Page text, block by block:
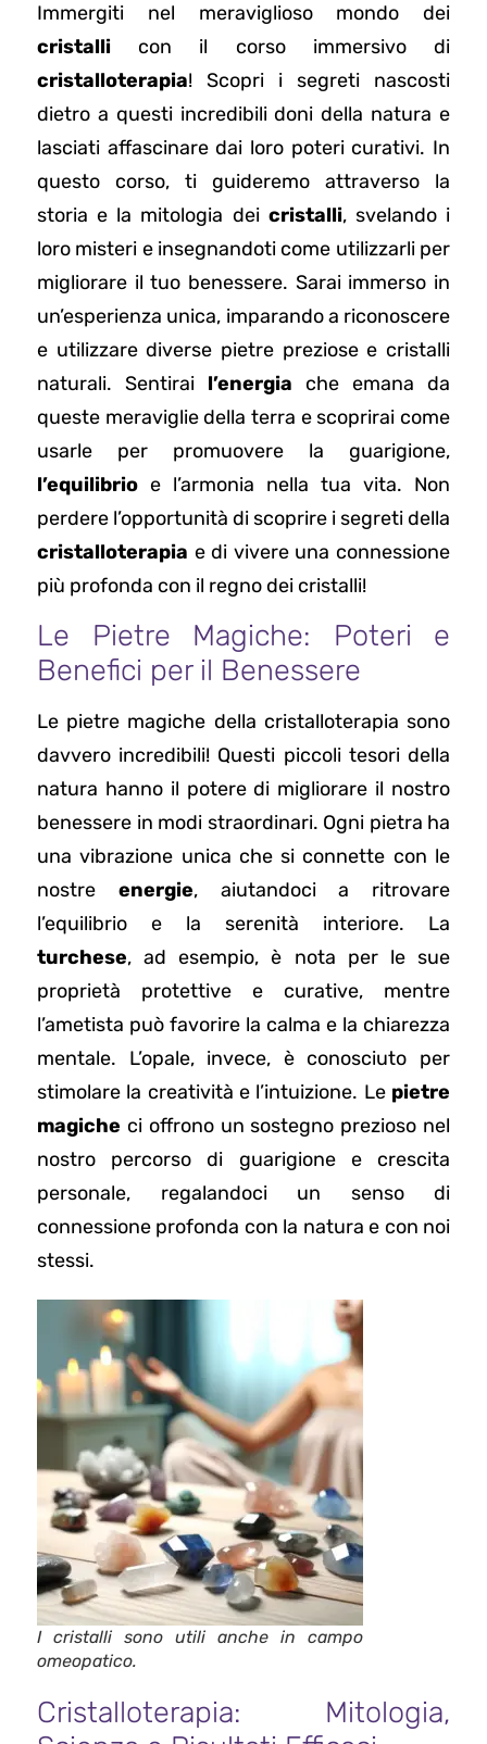
Immergiti nel meraviglioso mondo dei
cristalli con il corso immersivo di
cristalloterapia! Scopri i segreti nascosti
dietro a questi incredibili doni della natura e
lasciati affascinare dai loro poteri curativi. In
questo corso, ti guideremo attraverso la
storia e la mitologia dei cristalli, svelando i
loro misteri e insegnandoti come utilizzarli per
migliorare il tuo benessere. Sarai immerso in
un’esperienza unica, imparando a riconoscere
e utilizzare diverse pietre preziose e cristalli
naturali. Sentirai l’energia che emana da
queste meraviglie della terra e scoprirai come
usarle per promuovere la guarigione,
l’equilibrio e l’armonia nella tua vita. Non
perdere l’opportunità di scoprire i segreti della
cristalloterapia e di vivere una connessione
più profonda con il regno dei cristalli!
Le Pietre Magiche: Poteri e
Benefici per il Benessere
Le pietre magiche della cristalloterapia sono
davvero incredibili! Questi piccoli tesori della
natura hanno il potere di migliorare il nostro
benessere in modi straordinari. Ogni pietra ha
una vibrazione unica che si connette con le
nostre energie, aiutandoci a ritrovare
l’equilibrio e la serenità interiore. La
turchese, ad esempio, è nota per le sue
proprietà protettive e curative, mentre
l’ametista può favorire la calma e la chiarezza
mentale. L’opale, invece, è conosciuto per
stimolare la creatività e l’intuizione. Le pietre
magiche ci offrono un sostegno prezioso nel
nostro percorso di guarigione e crescita
personale, regalandoci un senso di
connessione profonda con la natura e con noi
stessi.
I cristalli sono utili anche in campo
omeopatico.
Cristalloterapia: Mitologia,